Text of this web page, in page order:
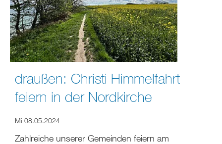
draußen: Christi Himmelfahrt
feiern in der Nordkirche
Mi 08.05.2024
Zahlreiche unserer Gemeinden feiern am